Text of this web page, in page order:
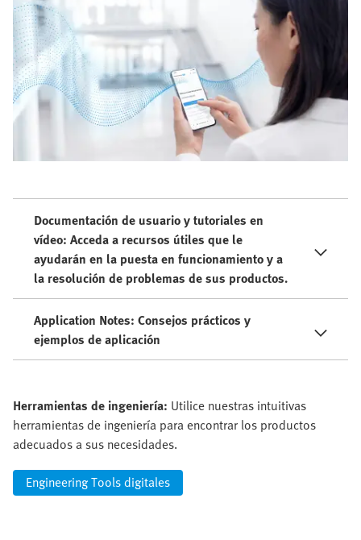
Documentación de usuario y tutoriales en
vídeo: Acceda a recursos útiles que le
ayudarán en la puesta en funcionamiento y a
la resolución de problemas de sus productos.
Application Notes: Consejos prácticos y
ejemplos de aplicación
Herramientas de ingeniería: Utilice nuestras intuitivas
herramientas de ingeniería para encontrar los productos
adecuados a sus necesidades.
Engineering Tools digitales